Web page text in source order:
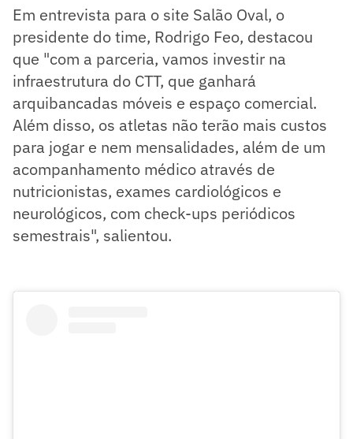
Em entrevista para o site Salão Oval, o
presidente do time, Rodrigo Feo, destacou
que "com a parceria, vamos investir na
infraestrutura do CTT, que ganhará
arquibancadas móveis e espaço comercial.
Além disso, os atletas não terão mais custos
para jogar e nem mensalidades, além de um
acompanhamento médico através de
nutricionistas, exames cardiológicos e
neurológicos, com check-ups periódicos
semestrais", salientou.